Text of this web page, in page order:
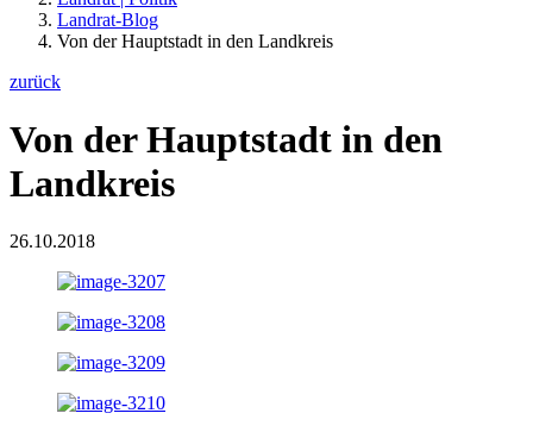
Landrat-Blog
Von der Hauptstadt in den Landkreis
zurück
Von der Hauptstadt in den
Landkreis
26.10.2018